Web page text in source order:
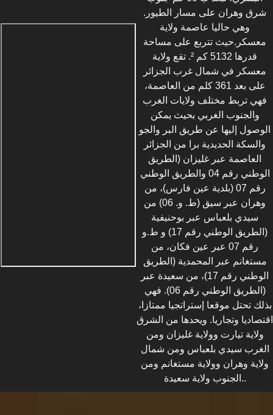
شرق وهران على مسار الطيور.
وهي حاليا عاصمة ولاية
معسكر.حيث تتربع على مساحة
قدرها 5132 كم ². تقع ولاية
معسكر في شمال غرب الجزائر
على بعد 361 كلم من العاصمة،
فهي تربط مختلف ولايات الغرب
والجنوب الغربي بحيث يمكن
الوصول إليها عن طريق البر والجو
والسكة الحديدية برا من الجزائر
العاصمة عبر غليزان (الطريق
الوطني رقم 04 والطريق الوطني
رقم 07 (بلدية عين فارس)، من
وهران عبر سيق (ط. و. 06) من
سيدي بلعباس عبر بوحنيفية
(الطريق الوطني رقم 17) و ط.و
رقم 07 عبر عين فكان، من
مستغانم عبر المحمدية (الطريق
الوطني رقم 17)، من سعيدة عبر
(الطريق الوطني رقم 06). فهي
بذلك تحتل موقعا إستراتجيا ممتازا،
اقتصاديا وتجاريا. ويحدها من الشرق
ولاية تيارت وولاية غليزان ومن
الغرب سيدي بلعباس ومن شمال
ولاية وهران وولاية مستغانم ومن
الجنوب ولاية سعيدة..